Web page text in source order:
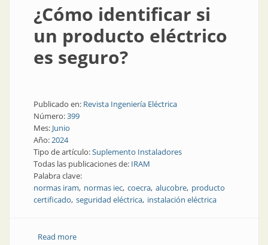
¿Cómo identificar si
un producto eléctrico
es seguro?
Publicado en: Revista Ingeniería Eléctrica
Número:399
Mes: Junio
Año:2024
Tipo de artículo:Suplemento Instaladores
Todas las publicaciones de: IRAM
Palabra clave:
normas iram normas iec coecra alucobre producto
certificado seguridad eléctrica instalación eléctrica
Read moreabout ¿Cómo identificar si un producto eléctrico es